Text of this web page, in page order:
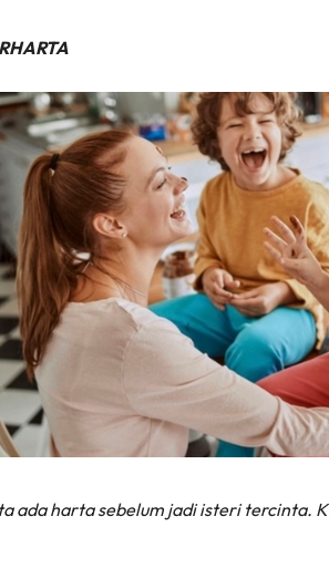
ada harta sebelum jadi isteri tercinta.